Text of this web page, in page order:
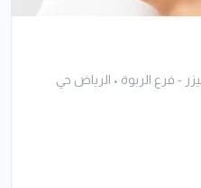
- فرع الربوة • الرياض حي